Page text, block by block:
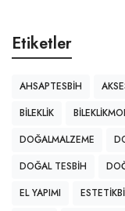
Etiketler
AHSAPTESBIH
BILEKLIK
DOĞALMALZEME
DOĞAL TESBIH
EL YAPIMI